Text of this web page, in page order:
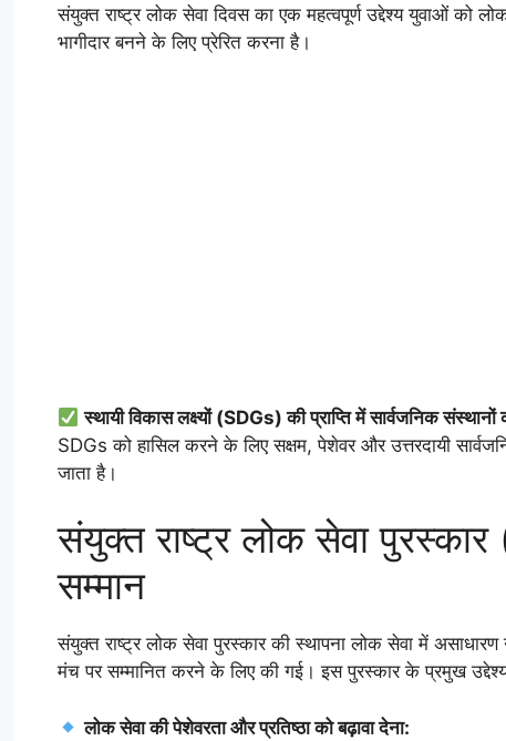
संयुक्त राष्ट्र लोक सेवा दिवस का एक महत्वपूर्ण उद्देश्य युवाओं को
भागीदार बनने के लिए प्रेरित करना है।
स्थायी विकास लक्ष्यों (SDGs) की प्राप्ति में सार्वजनिक
SDGs को हासिल करने के लिए सक्षम, पेशेवर और उत्तरदायी
जाता है।
संयुक्त राष्ट्र लोक सेवा
सम्मान
संयुक्त राष्ट्र लोक सेवा पुरस्कार की स्थापना लोक सेवा में असाधारण
मंच पर सम्मानित करने के लिए की गई। इस पुरस्कार के प्रमुख
लोक सेवा की पेशेवरता और प्रतिष्ठा को बढ़ावा देना: